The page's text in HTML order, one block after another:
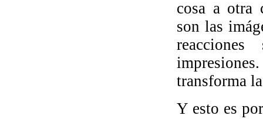
cosa a otra
son las
transforma
Y esto es